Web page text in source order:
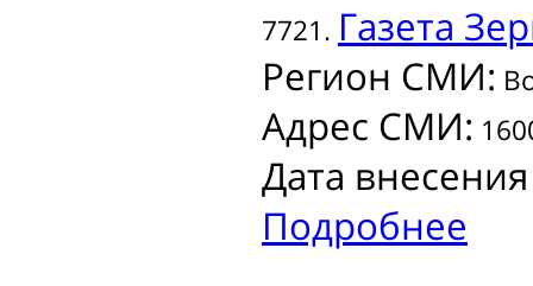
7721. Газета
Регион СМИ:
Адрес СМИ:
Дата
Подробнее